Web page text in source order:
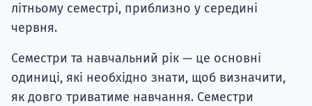
літньому семестрі, приблизно у середині
червня.
Семестри та навчальний рік — це основні
одиниці, які необхідно знати, щоб визначити,
як довго триватиме навчання. Семестри